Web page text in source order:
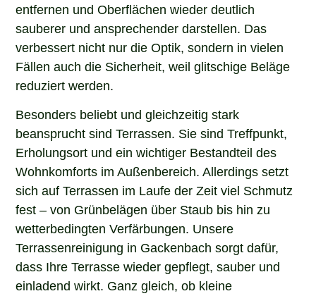
entfernen und Oberflächen wieder deutlich
sauberer und ansprechender darstellen. Das
verbessert nicht nur die Optik, sondern in vielen
Fällen auch die Sicherheit, weil glitschige Beläge
reduziert werden.
Besonders beliebt und gleichzeitig stark
beansprucht sind Terrassen. Sie sind Treffpunkt,
Erholungsort und ein wichtiger Bestandteil des
Wohnkomforts im Außenbereich. Allerdings setzt
sich auf Terrassen im Laufe der Zeit viel Schmutz
fest – von Grünbelägen über Staub bis hin zu
wetterbedingten Verfärbungen. Unsere
Terrassenreinigung in Gackenbach sorgt dafür,
dass Ihre Terrasse wieder gepflegt, sauber und
einladend wirkt. Ganz gleich, ob kleine